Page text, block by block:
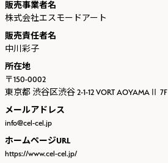
販売事業者名
株式会社エスモードアート
販売責任者名
中川彩子
所在地
〒150-0002
東京都 渋谷区渋谷 2-1-12 VORT AOYAMAⅡ 7F
メールアドレス
info@cel-cel.jp
ホームページURL
https://www.cel-cel.jp/